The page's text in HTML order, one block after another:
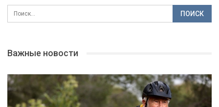
Важные новости